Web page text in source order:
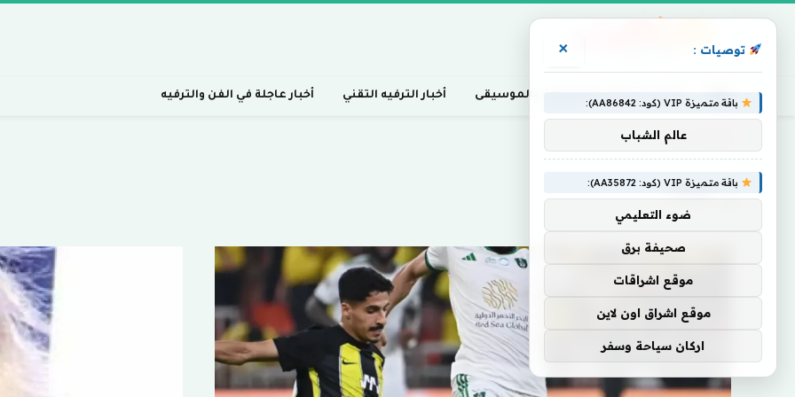
أخبار السينما، التلفزيون، والموسيقى أخبار الترفيه التقني أخبار عاجلة في الفن والترفيه
مقولة
مقولة
توصيات : ×
باقة متميزة VIP (كود: AA86842):
عالم الشباب
باقة متميزة VIP (كود: AA35872):
ضوء التعليمي
صحيفة برق
موقع اشراقات
موقع اشراق اون لاين
اركان سياحة وسفر